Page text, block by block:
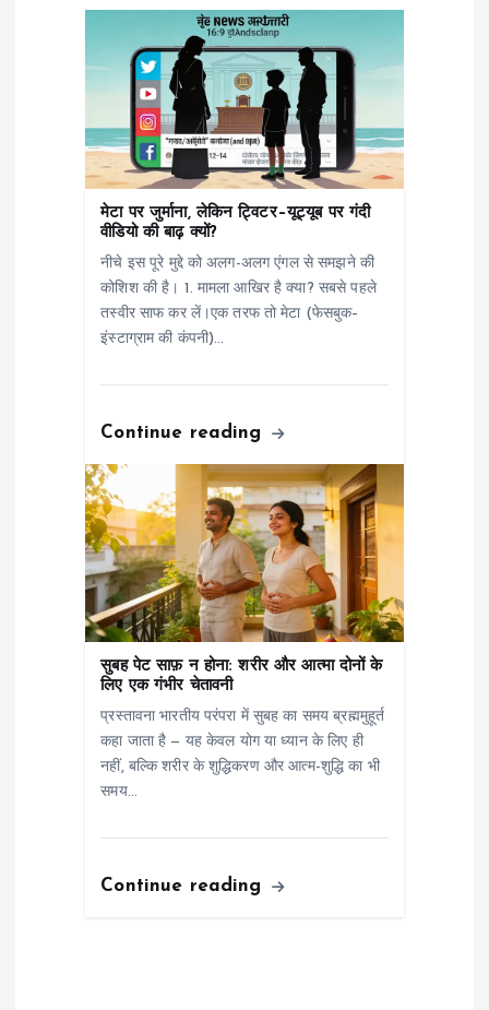
मेटा पर जुर्माना, लेकिन ट्विटर–यूट्यूब पर गंदी
वीडियो की बाढ़ क्यों?
नीचे इस पूरे मुद्दे को अलग-अलग एंगल से समझने की
कोशिश की है। 1. मामला आखिर है क्या? सबसे पहले
तस्वीर साफ कर लें।एक तरफ तो मेटा (फेसबुक–
इंस्टाग्राम की कंपनी)…
Continue reading
सुबह पेट साफ़ न होना: शरीर और आत्मा दोनों के
लिए एक गंभीर चेतावनी
प्रस्तावना भारतीय परंपरा में सुबह का समय ब्रह्ममुहूर्त
कहा जाता है — यह केवल योग या ध्यान के लिए ही
नहीं, बल्कि शरीर के शुद्धिकरण और आत्म-शुद्धि का भी
समय…
Continue reading